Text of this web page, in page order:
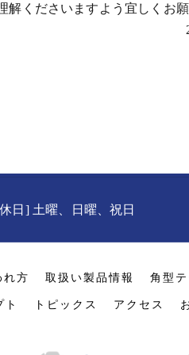
解くださいますよう宜しくお願
年4月
日] 土曜、日曜、祝日
れ方 取扱い製品情報 角型
ト トピックス アクセス